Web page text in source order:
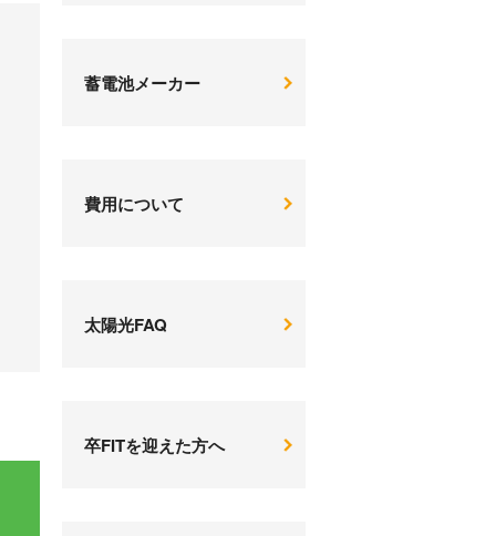
蓄電池メーカー
費用について
太陽光FAQ
卒FITを迎えた方へ